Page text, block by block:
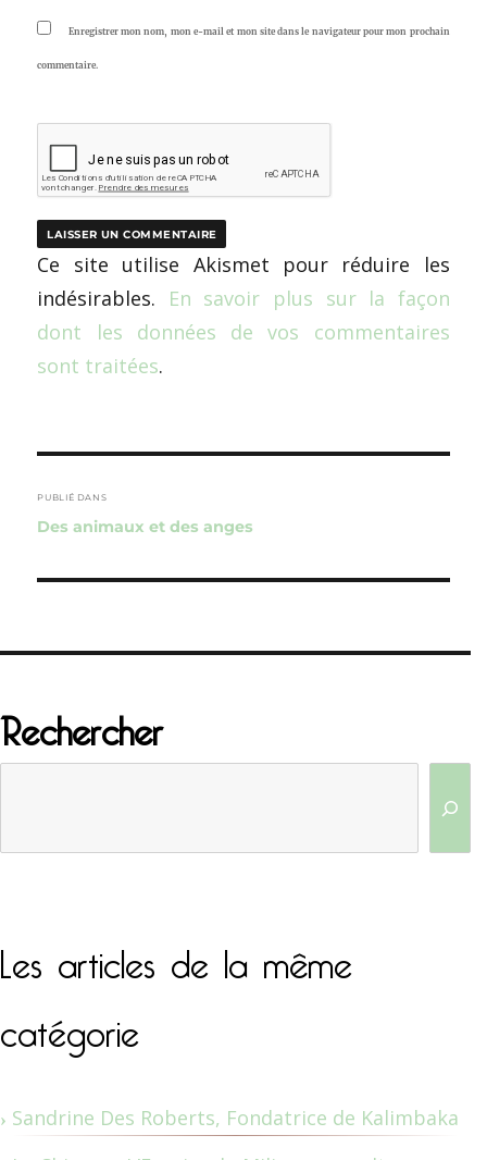
Enregistrer mon nom, mon e-mail et mon site dans le navigateur pour mon prochain
commentaire.
Ce site utilise Akismet pour réduire les
indésirables. En savoir plus sur la façon
dont les données de vos commentaires
sont traitées.
de
l’article
PUBLIÉ DANS
Des animaux et des anges
Rechercher
Les articles de la même
catégorie
Sandrine Des Roberts, Fondatrice de Kalimbaka